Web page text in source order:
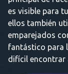
es visible para
ellos también
emparejados
fantástico para
difícil encontrar